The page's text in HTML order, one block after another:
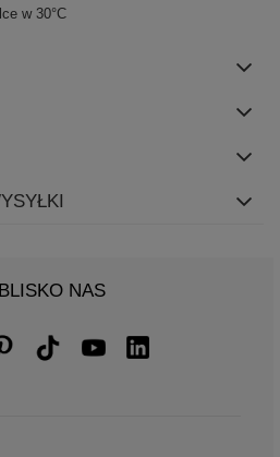
w 30°C
NAS